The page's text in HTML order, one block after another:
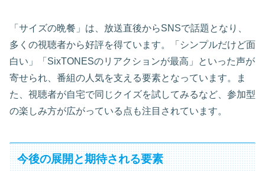
「サイズの晩餐」は、放送直後からSNSで話題となり、
多くの視聴者から好評を得ています。「シンプルだけど面
白い」「SixTONESのリアクションが最高」といった声が
寄せられ、番組の人気を支える要素となっています。ま
た、視聴者が自宅で同じクイズを試してみるなど、参加型
の楽しみ方が広がっている点も注目されています。
今後の展開と期待される要素